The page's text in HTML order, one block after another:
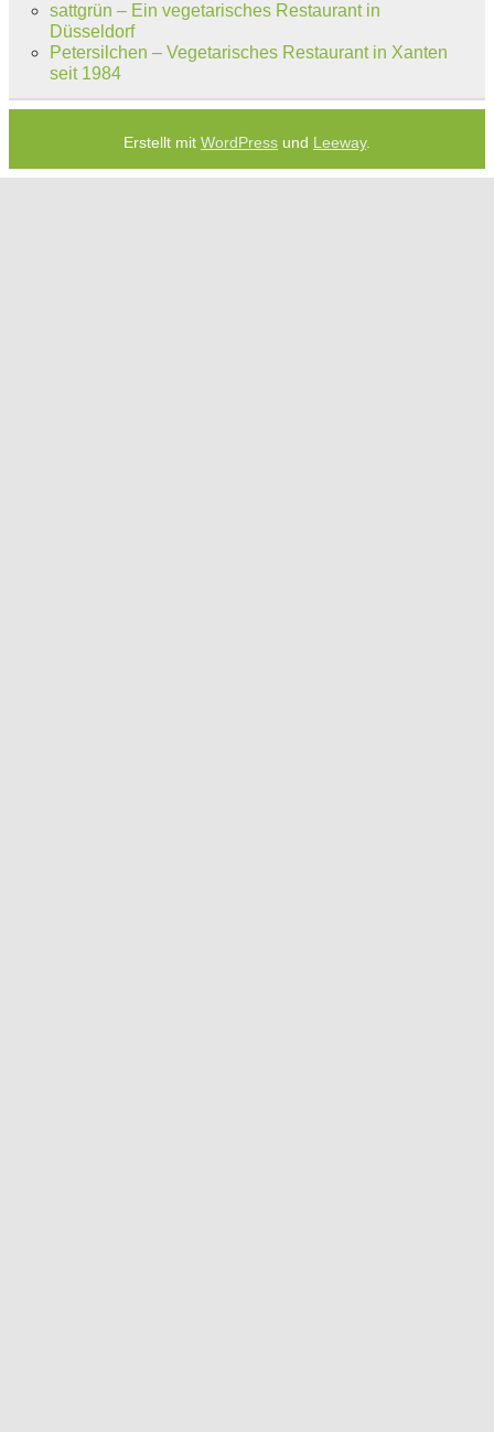
sattgrün – Ein vegetarisches Restaurant in
Düsseldorf
Petersilchen – Vegetarisches Restaurant in Xanten
seit 1984
Erstellt mit WordPress und Leeway.